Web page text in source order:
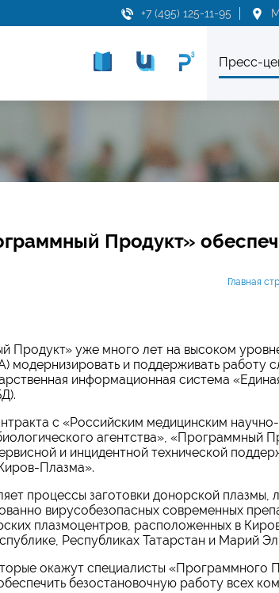
+7 (495) 125-11-95
Пресс-
Продукт»
Главная
Продукт» уже много лет на высоком
модернизировать и поддерживать работу
информационная система
с «Российским медицинским
агентства», «Программный
и инцидентной технической
Плазма».
процессы заготовки донорской плазмы,
вирусобезопасных современных
плазмоцентров, расположенных в
Республиках Татарстан и Марий Эл.
окажут специалисты «Программного
безостановочную работу всех